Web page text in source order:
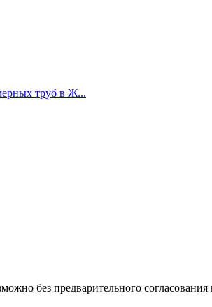
труб в Ж...
без предварительного